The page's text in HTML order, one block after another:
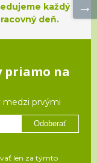
každý
deň.
priamo na
medzi prvými
Odoberať
len za týmto